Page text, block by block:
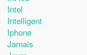
Intel
Intelligent
Iphone
Jamais